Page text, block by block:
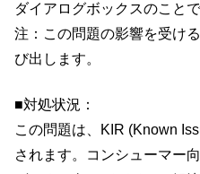
ダイアログボックスのことで
注：この問題の影響を受け
び出します。
■対処状況：
この問題は、KIR (Known
されます。コンシューマー